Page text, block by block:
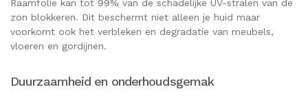
Raamfolie kan tot 99% van de schadelijke UV-stralen van de
zon blokkeren. Dit beschermt niet alleen je huid maar
voorkomt ook het verbleken en degradatie van meubels,
vloeren en gordijnen.
Duurzaamheid en onderhoudsgemak